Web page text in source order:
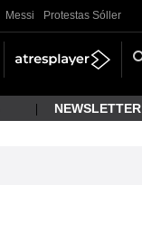
Messi Protestas Sóller
NEWSLETTER